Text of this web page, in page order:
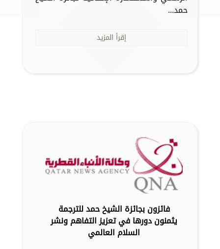
حمد...
إقرأ المزيد
فائزون بجائزة الشيخ حمد للترجمة
يثمنون دورها في تعزيز التفاهم ونشر
السلام العالمي